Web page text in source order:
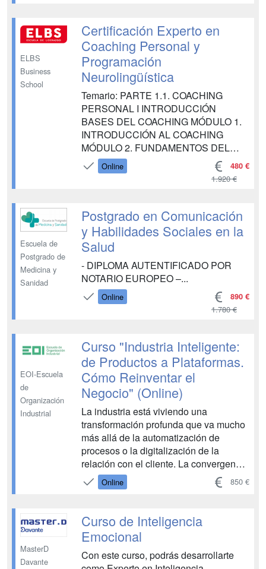
EMPRESA MÓDULO 6. GESTIÓN Y
ANÁLISIS DE RIESGOS
FINANCIEROS MÓDULO 7. GESTIÓN
ELBS
Business
School
Certificación Experto en
Coaching Personal y
Programación
Neurolingüística
Temario: PARTE 1.1. COACHING
PERSONAL I INTRODUCCIÓN
BASES DEL COACHING MÓDULO 1.
INTRODUCCIÓN AL COACHING
MÓDULO 2. FUNDAMENTOS DEL
COACHING MÓDULO 3. FIGURA DEL
COACH MÓDULO 4. FIGURA DEL
6. HERRAMIENTAS Y TÉCNICAS DE
COACHING MÓDULO 7.
INTRODUCCIÓN AL COACHING
PERSONAL MÓDULO 8. FIGURAS
DE...
Online 480 €
1.920 €
Escuela de
Postgrado de
Medicina y
Sanidad
Postgrado en Comunicación
y Habilidades Sociales en la
Salud
- DIPLOMA AUTENTIFICADO POR
NOTARIO EUROPEO –...
Online 890 €
1.780 €
EOI-Escuela
de
Organización
Industrial
Curso "Industria Inteligente:
de Productos a Plataformas.
Cómo Reinventar el
Negocio" (Online)
La industria está viviendo una
transformación profunda que va mucho
más allá de la automatización de
procesos o la digitalización de la
relación con el cliente. La convergencia
de tecnologías como el Internet de las
Cosas (IoT), la computación en la nube,
artificial está haciendo posible una
nueva generación ...
Online 850 €
MasterD
Davante
Curso de Inteligencia
Emocional
Con este curso, podrás desarrollarte